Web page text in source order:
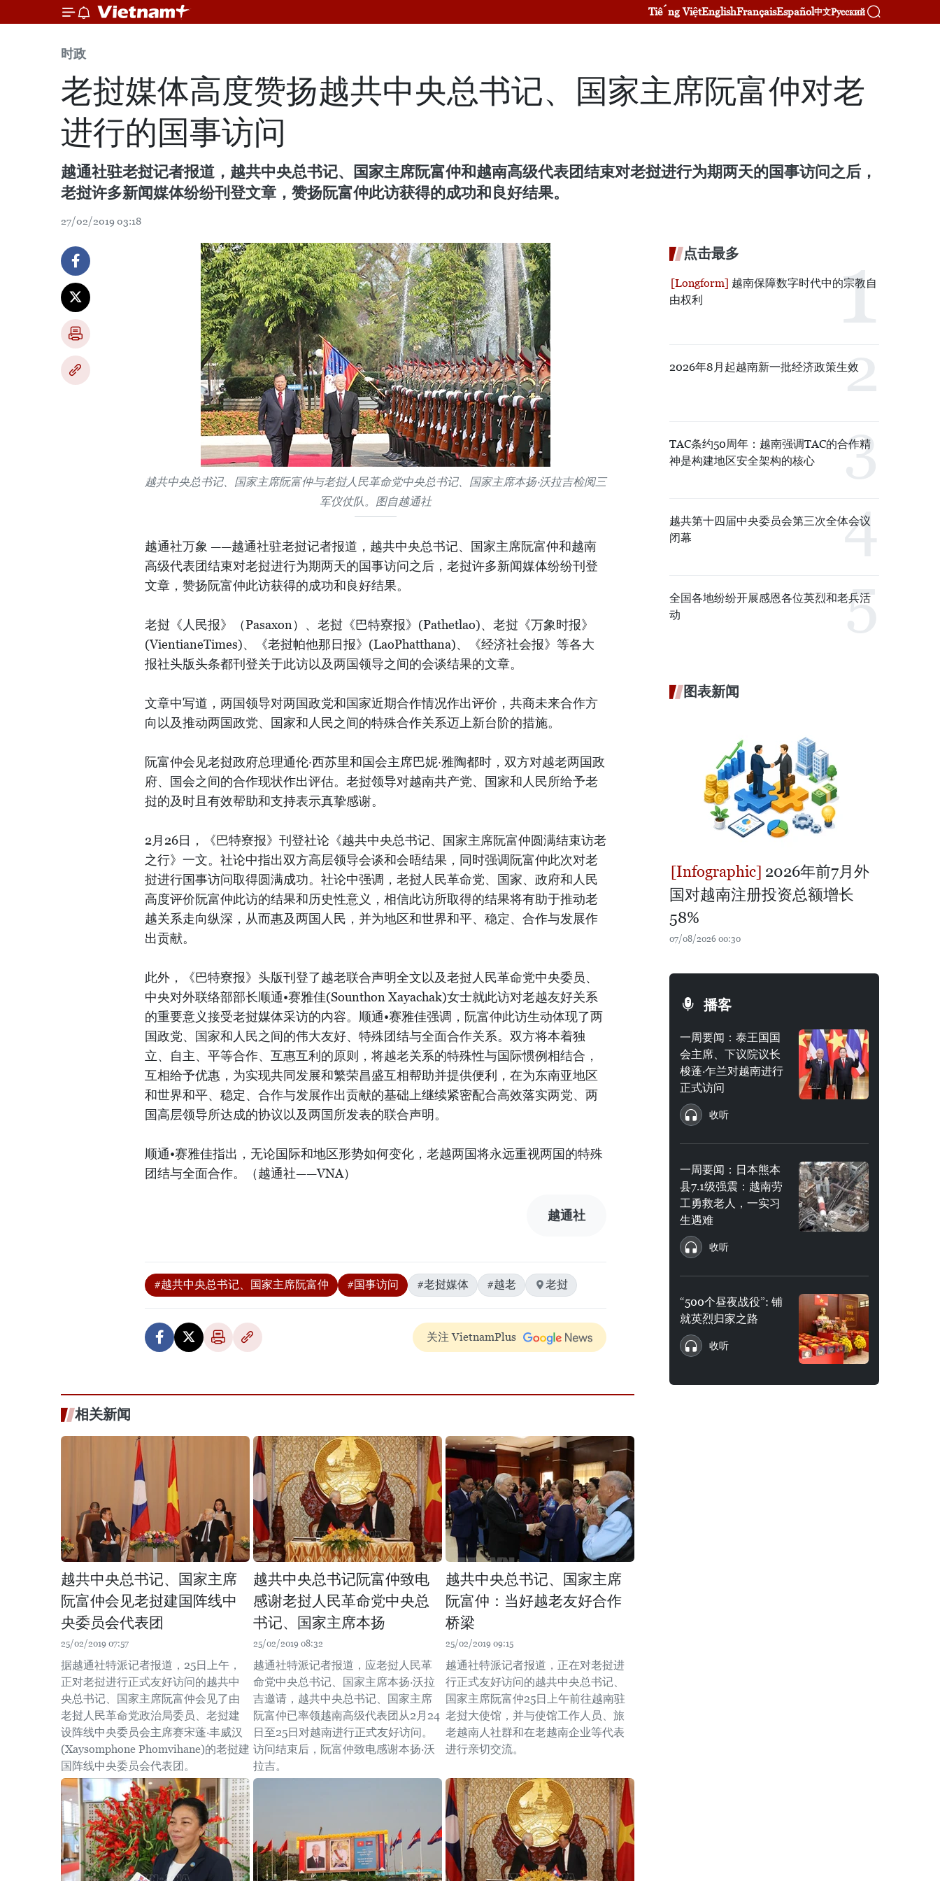
Tiếng ViệtEnglishFrançaisEspañol中文Русский
时政
老挝媒体高度赞扬越共中央总书记、国家主席阮富仲对老
进行的国事访问
越通社驻老挝记者报道，越共中央总书记、国家主席阮富仲和越南高级代表团结束对老挝进行为期两天的国事访问之后，
老挝许多新闻媒体纷纷刊登文章，赞扬阮富仲此访获得的成功和良好结果。
27/02/2019 03:18
越共中央总书记、国家主席阮富仲与老挝人民革命党中央总书记、国家主席本扬·沃拉吉检阅三
军仪仗队。图自越通社
越通社万象 ——越通社驻老挝记者报道，越共中央总书记、国家主席阮富仲和越南
高级代表团结束对老挝进行为期两天的国事访问之后，老挝许多新闻媒体纷纷刊登
文章，赞扬阮富仲此访获得的成功和良好结果。
老挝《人民报》（Pasaxon）、老挝《巴特寮报》(Pathetlao)、老挝《万象时报》
(VientianeTimes)、《老挝帕他那日报》(LaoPhatthana)、《经济社会报》等各大
报社头版头条都刊登关于此访以及两国领导之间的会谈结果的文章。
文章中写道，两国领导对两国政党和国家近期合作情况作出评价，共商未来合作方
向以及推动两国政党、国家和人民之间的特殊合作关系迈上新台阶的措施。
阮富仲会见老挝政府总理通伦·西苏里和国会主席巴妮·雅陶都时，双方对越老两国政
府、国会之间的合作现状作出评估。老挝领导对越南共产党、国家和人民所给予老
挝的及时且有效帮助和支持表示真挚感谢。
2月26日，《巴特寮报》刊登社论《越共中央总书记、国家主席阮富仲圆满结束访老
之行》一文。社论中指出双方高层领导会谈和会晤结果，同时强调阮富仲此次对老
挝进行国事访问取得圆满成功。社论中强调，老挝人民革命党、国家、政府和人民
高度评价阮富仲此访的结果和历史性意义，相信此访所取得的结果将有助于推动老
越关系走向纵深，从而惠及两国人民，并为地区和世界和平、稳定、合作与发展作
出贡献。
此外，《巴特寮报》头版刊登了越老联合声明全文以及老挝人民革命党中央委员、
中央对外联络部部长顺通•赛雅佳(Sounthon Xayachak)女士就此访对老越友好关系
的重要意义接受老挝媒体采访的内容。顺通•赛雅佳强调，阮富仲此访生动体现了两
国政党、国家和人民之间的伟大友好、特殊团结与全面合作关系。双方将本着独
立、自主、平等合作、互惠互利的原则，将越老关系的特殊性与国际惯例相结合，
互相给予优惠，为实现共同发展和繁荣昌盛互相帮助并提供便利，在为东南亚地区
和世界和平、稳定、合作与发展作出贡献的基础上继续紧密配合高效落实两党、两
国高层领导所达成的协议以及两国所发表的联合声明。
顺通•赛雅佳指出，无论国际和地区形势如何变化，老越两国将永远重视两国的特殊
团结与全面合作。（越通社——VNA）
越通社
#越共中央总书记、国家主席阮富仲 #国事访问 #老挝媒体 #越老 老挝
关注 VietnamPlus
相关新闻
越共中央总书记、国家主席
阮富仲会见老挝建国阵线中
央委员会代表团
25/02/2019 07:57
据越通社特派记者报道，25日上午，
正对老挝进行正式友好访问的越共中
央总书记、国家主席阮富仲会见了由
老挝人民革命党政治局委员、老挝建
设阵线中央委员会主席赛宋蓬·丰威汉
(Xaysomphone Phomvihane)的老挝建
国阵线中央委员会代表团。
越共中央总书记阮富仲致电
感谢老挝人民革命党中央总
书记、国家主席本扬
25/02/2019 08:32
越通社特派记者报道，应老挝人民革
命党中央总书记、国家主席本扬·沃拉
吉邀请，越共中央总书记、国家主席
阮富仲已率领越南高级代表团从2月24
日至25日对越南进行正式友好访问。
访问结束后，阮富仲致电感谢本扬·沃
拉吉。
越共中央总书记、国家主席
阮富仲：当好越老友好合作
桥梁
25/02/2019 09:15
越通社特派记者报道，正在对老挝进
行正式友好访问的越共中央总书记、
国家主席阮富仲25日上午前往越南驻
老挝大使馆，并与使馆工作人员、旅
老越南人社群和在老越南企业等代表
进行亲切交流。
点击最多
越南保障数字时代中的宗教自
由权利
2026年8月起越南新一批经济政策生效
TAC条约50周年：越南强调TAC的合作精
神是构建地区安全架构的核心
越共第十四届中央委员会第三次全体会议
闭幕
全国各地纷纷开展感恩各位英烈和老兵活
动
图表新闻
2026年前7月外
国对越南注册投资总额增长
58%
07/08/2026 00:30
播客
一周要闻：泰王国国
会主席、下议院议长
梭蓬·乍兰对越南进行
正式访问
收听
一周要闻：日本熊本
县7.1级强震：越南劳
工勇救老人，一实习
生遇难
收听
“500个昼夜战役”: 铺
就英烈归家之路
收听